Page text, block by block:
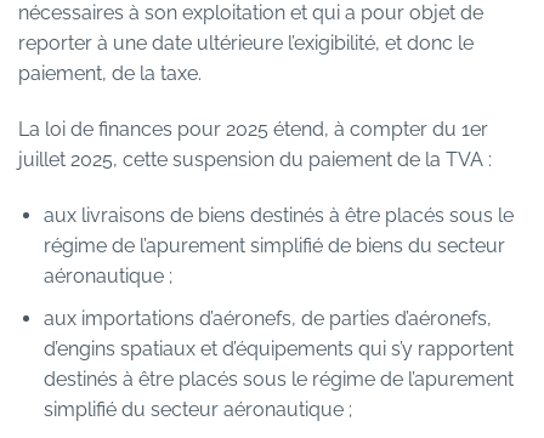
nécessaires à son exploitation et qui a pour objet de
reporter à une date ultérieure l’exigibilité, et donc le
paiement, de la taxe.
La loi de finances pour 2025 étend, à compter du 1er
juillet 2025, cette suspension du paiement de la TVA :
aux livraisons de biens destinés à être placés sous le
régime de l’apurement simplifié de biens du secteur
aéronautique ;
aux importations d’aéronefs, de parties d’aéronefs,
d’engins spatiaux et d’équipements qui s’y rapportent
destinés à être placés sous le régime de l’apurement
simplifié du secteur aéronautique ;